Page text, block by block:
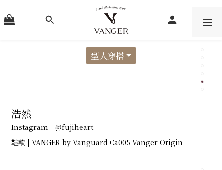
​型人穿搭
浩然
Instagram｜@fujiheart
鞋款 | VANGER by Vanguard Ca005 Vanger Origin